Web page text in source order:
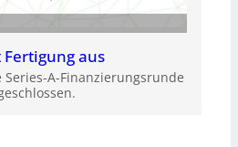
aus
Series-A-Finanzierungsrunde